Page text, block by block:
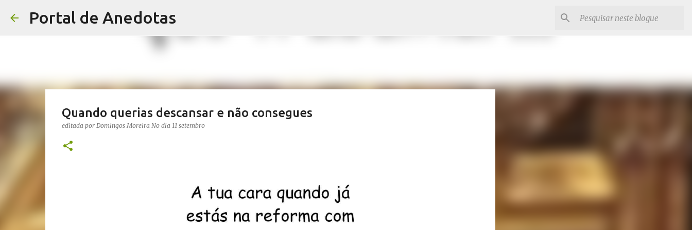
Portal de Anedotas
Quando querias descansar e não consegues
editada por Domingos Moreira No dia 11 setembro